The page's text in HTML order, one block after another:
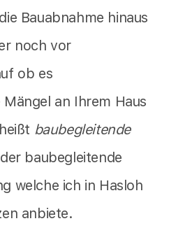
Bauabnahme hinaus
noch vor
ob es
an Ihrem Haus
baubegleitende
baubegleitende
welche ich in Hasloh
anbiete.